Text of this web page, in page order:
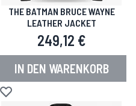
THE BATMAN BRUCE WAYNE
LEATHER JACKET
249,12 €
IN DEN WARENKORB
Zur Wunschliste hinzufügen